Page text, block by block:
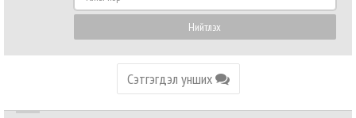
нэр
Нийтлэх
Сэтгэгдэл унших